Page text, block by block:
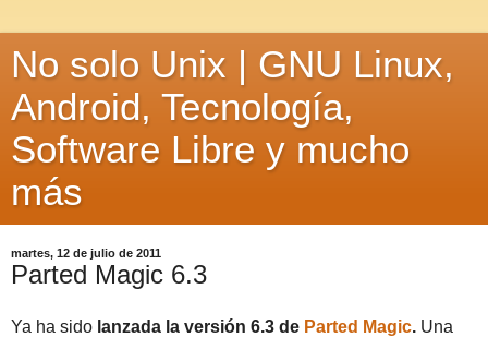
No solo Unix | GNU Linux,
Android, Tecnología,
Software Libre y mucho
más
martes, 12 de julio de 2011
Parted Magic 6.3
Ya ha sido lanzada la versión 6.3 de Parted Magic. Una